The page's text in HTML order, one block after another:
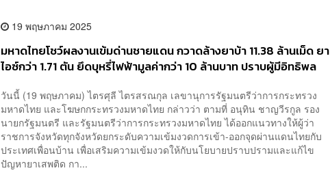
19 พฤษภาคม 2025
มหาดไทยโชว์ผลงานเข้มด่านชายแดน กวาดล้างยาบ้า 11.38 ล้านเม็ด ยา
ไอซ์กว่า 1.71 ตัน ยึดบุหรี่ไฟฟ้ามูลค่ากว่า 10 ล้านบาท ปราบผู้มีอิทธิพล
วันนี้ (19 พฤษภาคม) ไตรศุลี ไตรสรณกุล เลขานุการรัฐมนตรีว่าการกระทรวง
มหาดไทย และโฆษกกระทรวงมหาดไทย กล่าวว่า ตามที่ อนุทิน ชาญวีรกูล รอง
นายกรัฐมนตรี และรัฐมนตรีว่าการกระทรวงมหาดไทย ได้ออกแนวทางให้ผู้ว่า
ราชการจังหวัดทุกจังหวัดยกระดับความเข้มงวดการเข้า-ออกจุดผ่านแดนไทยกับ
ประเทศเพื่อนบ้าน เพื่อเสริมความเข้มงวดให้กับนโยบายปราบปรามและแก้ไข
ปัญหายาเสพติด กา...